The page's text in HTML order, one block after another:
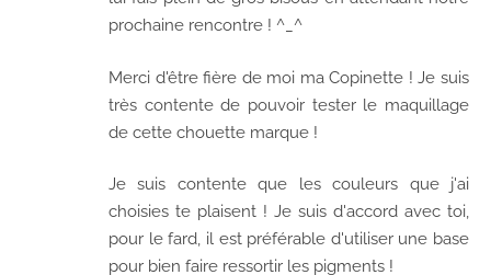
prochaine rencontre ! ^_^
Merci d'être fière de moi ma Copinette ! Je suis
très contente de pouvoir tester le maquillage
de cette chouette marque !
Je suis contente que les couleurs que j'ai
choisies te plaisent ! Je suis d'accord avec toi,
pour le fard, il est préférable d'utiliser une base
pour bien faire ressortir les pigments !